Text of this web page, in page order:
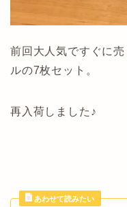
前回大人気ですぐに
ルの7枚セット。
再入荷しました♪